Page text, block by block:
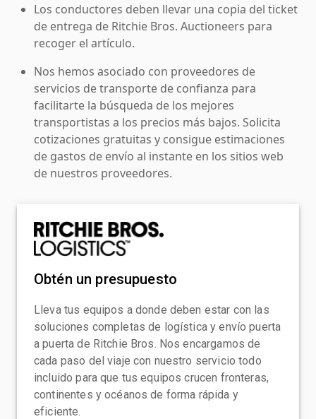
Los conductores deben llevar una copia del ticket
de entrega de Ritchie Bros. Auctioneers para
recoger el artículo.
Nos hemos asociado con proveedores de
servicios de transporte de confianza para
facilitarte la búsqueda de los mejores
transportistas a los precios más bajos. Solicita
cotizaciones gratuitas y consigue estimaciones
de gastos de envío al instante en los sitios web
de nuestros proveedores.
Obtén un presupuesto
Lleva tus equipos a donde deben estar con las
soluciones completas de logística y envío puerta
a puerta de Ritchie Bros. Nos encargamos de
cada paso del viaje con nuestro servicio todo
incluido para que tus equipos crucen fronteras,
continentes y océanos de forma rápida y
eficiente.